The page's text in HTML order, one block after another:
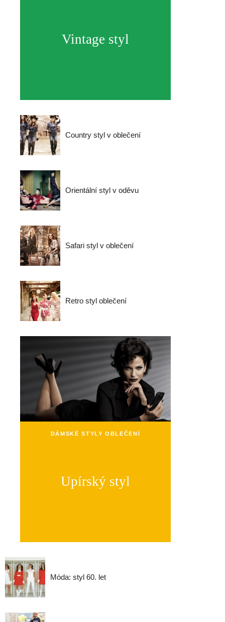
Vintage styl
Country styl v oblečení
Orientální styl v oděvu
Safari styl v oblečení
Retro styl oblečení
DÁMSKÉ STYLY OBLEČENÍ
Upírský styl
Móda: styl 60. let